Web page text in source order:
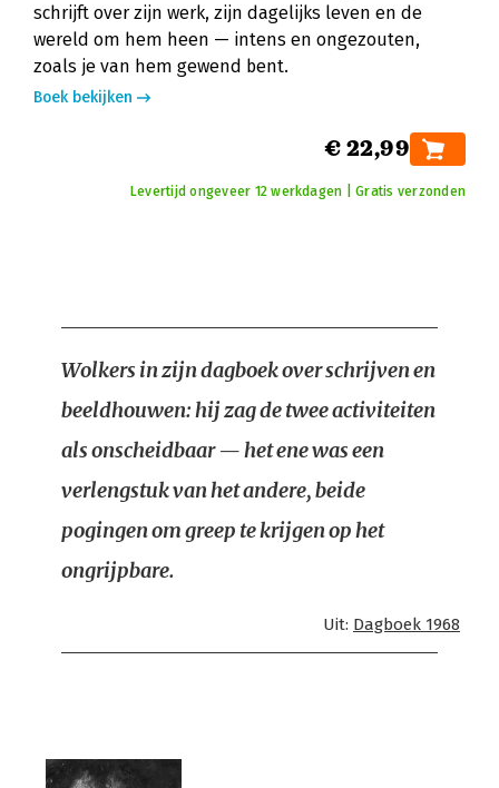
schrijft over zijn werk, zijn dagelijks leven en de
wereld om hem heen — intens en ongezouten,
zoals je van hem gewend bent.
Boek bekijken
€ 22,99
Levertijd ongeveer 12 werkdagen | Gratis verzonden
Wolkers in zijn dagboek over schrijven en
beeldhouwen: hij zag de twee activiteiten
als onscheidbaar — het ene was een
verlengstuk van het andere, beide
pogingen om greep te krijgen op het
ongrijpbare.
Uit: Dagboek 1968